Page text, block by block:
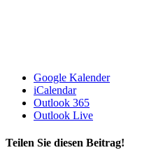
Google Kalender
iCalendar
Outlook 365
Outlook Live
Teilen Sie diesen Beitrag!